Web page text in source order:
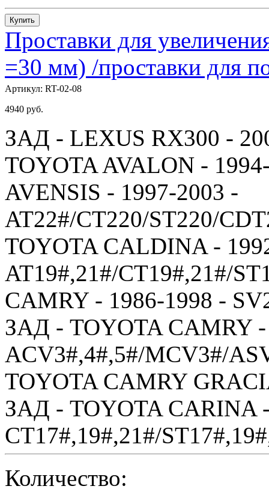
Купить
Проставки для
=30 мм) /проставки для
Артикул: RT-02-08
4940 руб.
ЗАД - LEXUS RX300 -
TOYOTA AVALON -
AVENSIS - 1997-2003 -
AT22#/CT220/ST220/
TOYOTA CALDINA -
AT19#,21#/CT19#,21#/
CAMRY - 1986-1998 -
ЗАД - TOYOTA CAMRY -
ACV3#,4#,5#/MCV3#/
TOYOTA CAMRY
ЗАД - TOYOTA CARINA
CT17#,19#,21#/
Количество: